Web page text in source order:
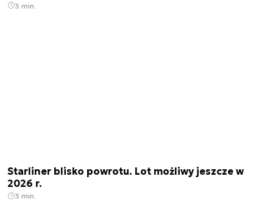
3 min.
Starliner blisko powrotu. Lot możliwy jeszcze w
2026 r.
3 min.